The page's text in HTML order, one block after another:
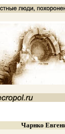
Чарнко